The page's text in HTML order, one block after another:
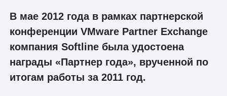
В мае 2012 года в рамках партнерской
конференции VMware Partner Exchange
компания Softline была удостоена
награды «Партнер года», врученной по
итогам работы за 2011 год.